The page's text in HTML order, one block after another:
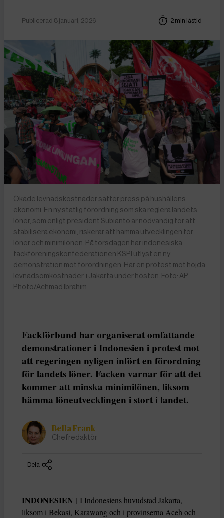
Publicerad 8 januari, 2026 2 min lästid
Ökade levnadskostnader sätter press på hushållens
ekonomi. En ny statlig förordning som ska reglera landets
löner, som enligt president Subianto är nödvändig för att
stabilisera ekonomi, riskerar att hämma utvecklingen för
löner och minimilönen. På torsdagen har indonesiska
fackföreningskonfederationen KSPI utlyst en ny
demonstration mot förordningen. Här en protest mot höjda
levnadsomkostnader, i Jakarta under hösten. Foto: AP
Photo/Achmad Ibrahim
Fackförbund har organiserat omfattande
demonstrationer i Indonesien i protest mot
att regeringen nyligen infört en förordning
för landets löner. Facken varnar för att det
kommer att minska minimilönen, liksom
hämma löneutvecklingen i stort i landet.
Bella Frank
Chefredaktör
Dela
INDONESIEN | I Indonesiens huvudstad Jakarta,
liksom i Bekasi, Karawang och i provinserna Aceh och